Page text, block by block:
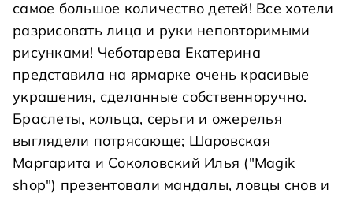
самое большое количество детей! Все хотели
разрисовать лица и руки неповторимыми
рисунками! Чеботарева Екатерина
представила на ярмарке очень красивые
украшения, сделанные собственноручно.
Браслеты, кольца, серьги и ожерелья
выглядели потрясающе; Шаровская
Маргарита и Соколовский Илья ("Magik
shop") презентовали мандалы, ловцы снов и